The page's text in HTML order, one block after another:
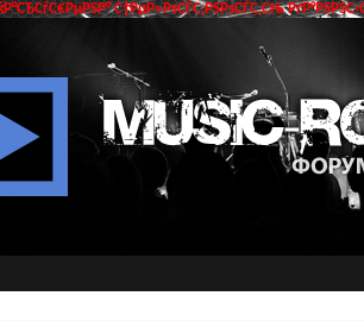
С†РµР»РѕСЃС‚РЅРѕСЃС‚СЊ